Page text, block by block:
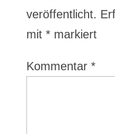
veröffentlicht.
mit *markiert
Kommentar *